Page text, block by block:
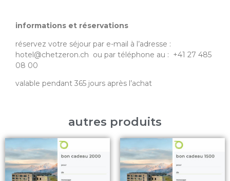
informations et réservations
réservez votre séjour par e-mail à l’adresse :
hotel@chetzeron.ch ou par téléphone au : +41 27 485
08 00
valable pendant 365 jours après l’achat
autres produits